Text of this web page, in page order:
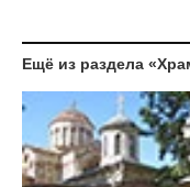
Ещё из раздела